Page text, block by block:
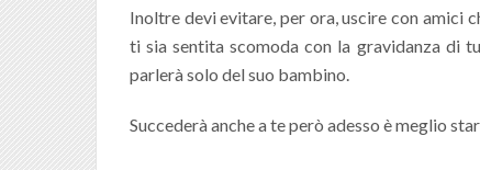
Inoltre devi evitare, per ora, uscire con amici
ti sia sentita scomoda con la gravidanza di
parlerà solo del suo bambino.
Succederà anche a te però adesso è meglio